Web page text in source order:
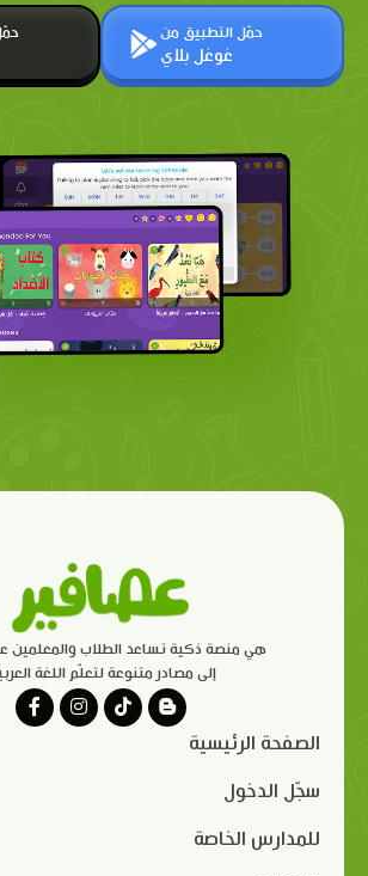
حمّل التطبيق من
غوغل بلاي
هي منصة ذكية تساعد الطلاب والمعلمين
إلى مصادر متنوعة لتعلّم اللغة
الصفحة الرئيسية
سجّل الدخول
للمدارس الخاصة